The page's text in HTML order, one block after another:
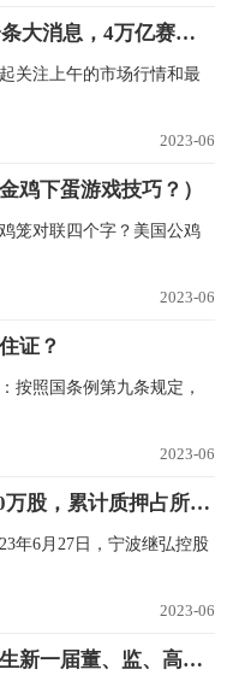
焦点讯息：刚刚，WPS崩了！一条大消息，4万亿赛道狂飙！
关注上午的市场行情和最
2023-06
鸡下蛋游戏技巧？）
笼对联四个字？美国公鸡
2023-06
证？
按照国条例第九条规定，
2023-06
继峰股份：控股股东再质押 1150万股，累计质押占所持66.7%
年6月27日，宁波继弘控股
2023-06
张家港行圆满完成换届选举，产生新一届董、监、高成员_环球播报